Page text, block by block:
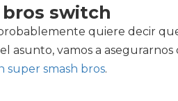
switch
quiere decir
asunto, vamos a
super smash bros.